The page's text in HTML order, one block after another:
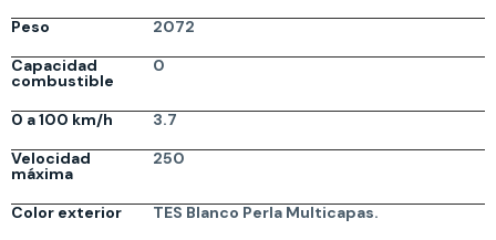
Peso
2072
Capacidad
combustible
0
0 a 100 km/h
3.7
Velocidad
máxima
250
Color exterior
TES Blanco Perla Multicapas.